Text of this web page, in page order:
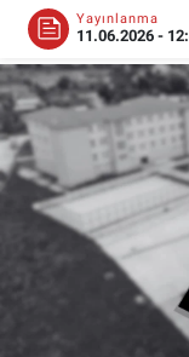
Yayınlanma
11.06.2026 -
YEMEK
ESKİŞEHİR
Eskişehir
Eskişehir
Eskişehir
Eskişehir
Haber Arşivi